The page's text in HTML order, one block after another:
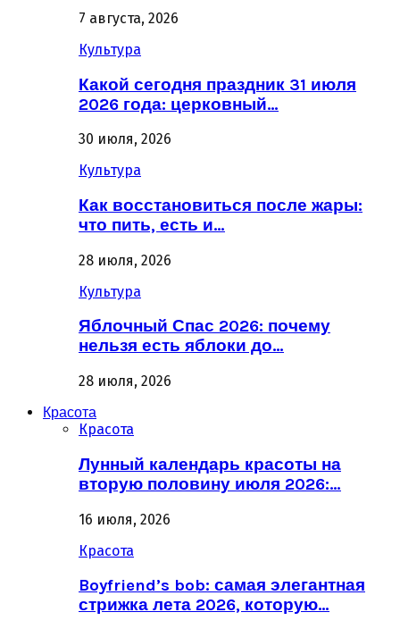
7 августа, 2026
Культура
Какой сегодня праздник 31 июля
2026 года: церковный…
30 июля, 2026
Культура
Как восстановиться после жары:
что пить, есть и…
28 июля, 2026
Культура
Яблочный Спас 2026: почему
нельзя есть яблоки до…
28 июля, 2026
Красота
Красота
Лунный календарь красоты на
вторую половину июля 2026:…
16 июля, 2026
Красота
Boyfriend’s bob: самая элегантная
стрижка лета 2026, которую…